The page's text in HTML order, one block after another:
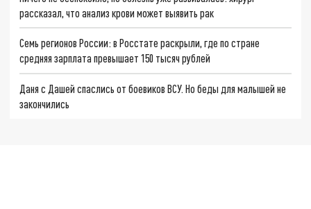
рассказал, что анализ крови может выявить рак
Семь регионов России: в Росстате раскрыли, где по стране
средняя зарплата превышает 150 тысяч рублей
Даня с Дашей спаслись от боевиков ВСУ. Но беды для малышей не
закончились